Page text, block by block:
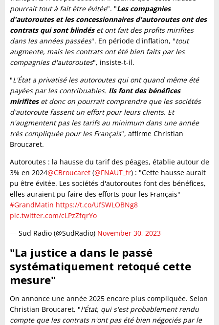
pourrait tout à fait être évitée". "Les compagnies
d'autoroutes et les concessionnaires d'autoroutes ont des
contrats qui sont blindéset ont fait des profits mirifites
dans les années passées". En période d'inflation, "tout
augmente, mais les contrats ont été bien faits par les
compagnies d'autoroutes", insiste-t-il.
"L'État a privatisé les autoroutes qui ont quand même été
payées par les contribuables. Ils font des bénéfices
mirifiteset donc on pourrait comprendre que les sociétés
d'autoroute fassent un effort pour leurs clients. Et
n'augmentent pas les tarifs au minimum dans une année
très compliquée pour les Français", affirme Christian
Broucaret.
Autoroutes : la hausse du tarif des péages, établie autour de
3% en 2024@CBroucaret (@FNAUT_fr) : "Cette hausse aurait
pu être évitée. Les sociétés d'autoroutes font des bénéfices,
elles auraient pu faire des efforts pour les Français"
#GrandMatin https://t.co/UfSWLOBNg8
pic.twitter.com/cLPzZfqrYo
— Sud Radio (@SudRadio) November 30, 2023
"La justice a dans le passé
systématiquement retoqué cette
mesure"
On annonce une année 2025 encore plus compliquée. Selon
Christian Broucaret, "l'État, qui s'est probablement rendu
compte que les contrats n'ont pas été bien négociés par le